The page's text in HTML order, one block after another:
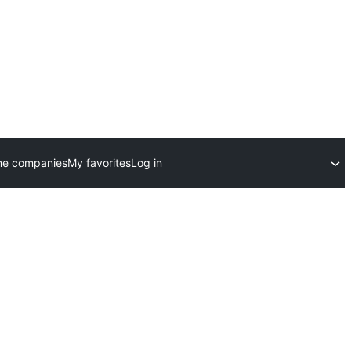
companiesMy favoritesLog in